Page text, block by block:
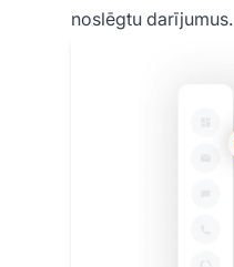
noslēgtu darījumus.